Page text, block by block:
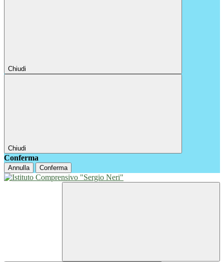
Chiudi
Chiudi
Conferma
Annulla Conferma